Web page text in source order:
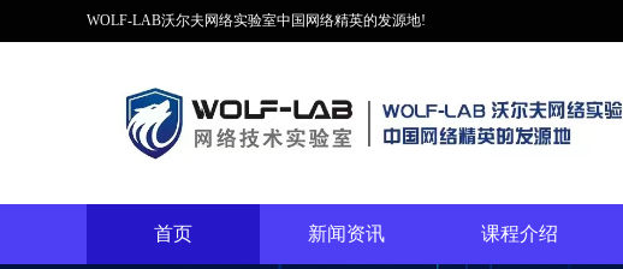
WOLF-LAB沃尔夫网络实验室中国网络精英的发源地!
首页 新闻资讯 课程介绍